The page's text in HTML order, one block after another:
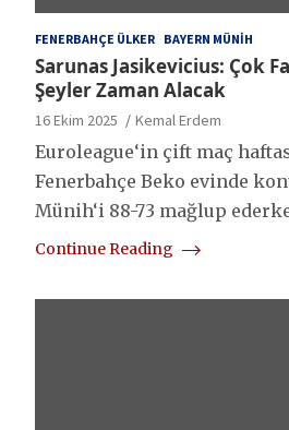
FENERBAHÇE ÜLKER BAYERN MÜNIH
Sarunas Jasikevicius: Çok
Şeyler Zaman Alacak
16 Ekim 2025 Kemal Erdem
Euroleague‘in çift maç
Fenerbahçe Beko evinde
Münih‘i 88-73 mağlup
Continue Reading